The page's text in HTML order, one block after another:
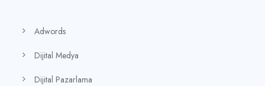
Adwords
Dijital Medya
Dijital Pazarlama